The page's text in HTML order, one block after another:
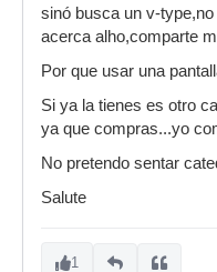
sinó busca un v-
acerca alho,comparte
Por que usar una
Si ya la tienes es otro
ya que compras...yo
No pretendo sentar
Salute
1